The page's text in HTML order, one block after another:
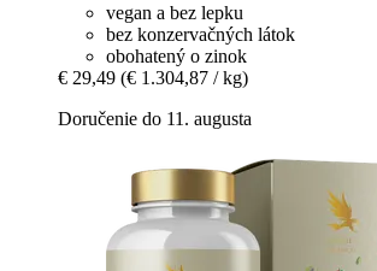
vegan a bez lepku
bez konzervačných látok
obohatený o zinok
€ 29,49 (€ 1.304,87 / kg)
Doručenie do 11. augusta